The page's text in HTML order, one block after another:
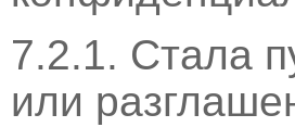
7.2.1. Стала
или